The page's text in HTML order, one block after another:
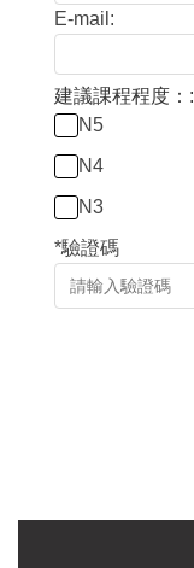
E-mail:
建議課程程度：:
N5
N4
N3
*驗證碼